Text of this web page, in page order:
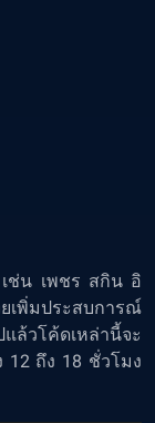
เช่น เพชร สกิน อิ
พิ่มประสบการณ์
ล้วโค้ดเหล่านี้จะ
12 ถึง 18 ชั่วโมง